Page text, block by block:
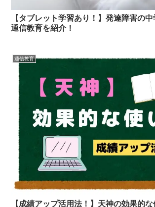
【タブレット学習あり！】発達障害の
通信教育を紹介！
通信教育
【成績アップ活用法！】天神の効果的